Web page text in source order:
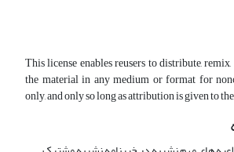
This license enables reusers to distribute,
the material in any medium or format for
only, and only so long as attribution is given to